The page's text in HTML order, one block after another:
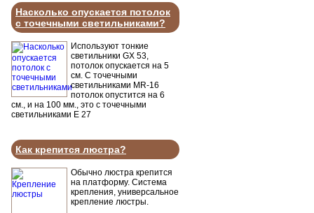
Насколько опускается потолок
с точечными светильниками?
Используют тонкие
светильники GX 53,
потолок опускается на 5
см. С точечными
светильниками MR-16
потолок опустится на 6
см., и на 100 мм., это с точечными
светильниками Е 27
Как крепится люстра?
Обычно люстра крепится
на платформу. Система
крепления, универсальное
крепление люстры.